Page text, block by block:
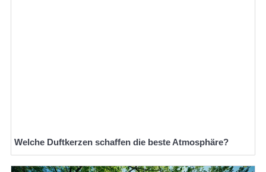
Welche Duftkerzen schaffen die beste Atmosphäre?